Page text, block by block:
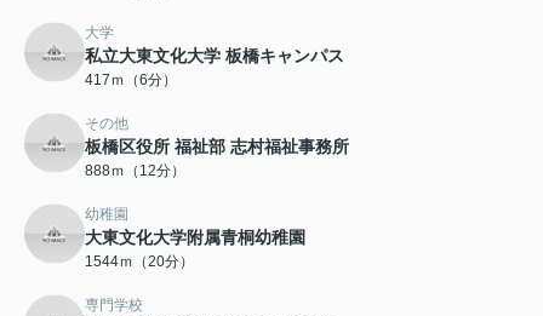
大学
私立大東文化大学 板橋キャンパス
417ｍ（6分）
その他
板橋区役所 福祉部 志村福祉事務所
888ｍ（12分）
幼稚園
大東文化大学附属青桐幼稚園
1544ｍ（20分）
専門学校